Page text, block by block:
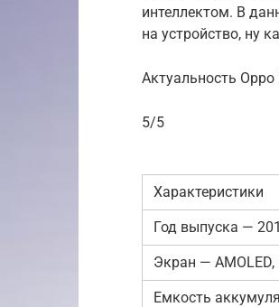
интеллектом. В
на устройство, ну
Актуальность Oppo
5/5
Характеристики
Год выпуска —
Экран —
Емкость